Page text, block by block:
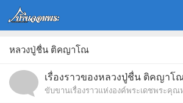
หลวงปู่ชื่น ติคญาโณ
เรื่องราวของหลวงปู่ชื่น ติคญาโ